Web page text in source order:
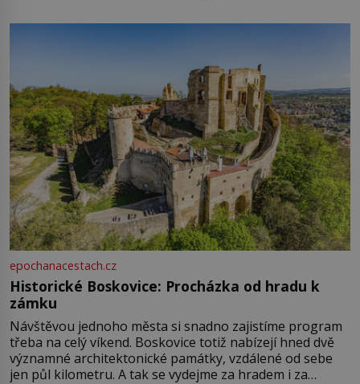
epochanacestach.cz
Historické Boskovice: Procházka od hradu k
zámku
Návštěvou jednoho města si snadno zajistíme program
třeba na celý víkend. Boskovice totiž nabízejí hned dvě
významné architektonické památky, vzdálené od sebe
jen půl kilometru. A tak se vydejme za hradem i za